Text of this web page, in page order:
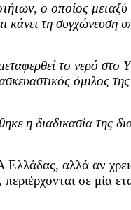
ο οποίος μεταξύ
τη συγχώνευση
το νερό στο
όμιλος
η διαδικασία της
αλλά αν
σε μία